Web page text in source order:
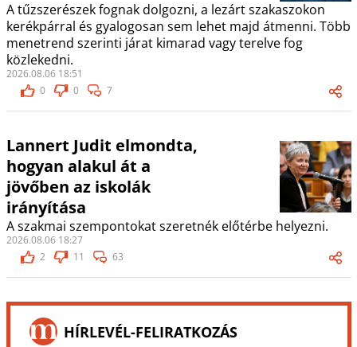
A tűzszerészek fognak dolgozni, a lezárt szakaszokon
kerékpárral és gyalogosan sem lehet majd átmenni. Több
menetrend szerinti járat kimarad vagy terelve fog
közlekedni.
2026.08.06 18:51
0
0 7
Lannert Judit elmondta,
hogyan alakul át a
jövőben az iskolák
irányítása
A szakmai szempontokat szeretnék előtérbe helyezni.
2026.08.06 18:27
2
11 63
HÍRLEVÉL-FELIRATKOZÁS